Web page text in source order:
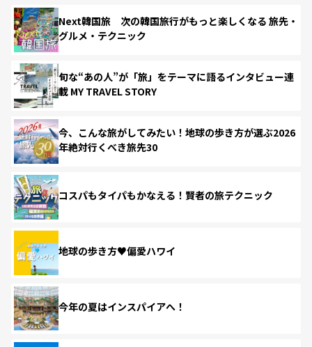
Next韓国旅 次の韓国旅行がもっと楽しくなる 旅先・
グルメ・テクニック
旬な“あの人”が「旅」をテーマに語るインタビュー連
載 MY TRAVEL STORY
今、こんな旅がしてみたい！地球の歩き方が選ぶ2026
年絶対行くべき旅先30
コスパもタイパもかなえる！賢者の旅テクニック
地球の歩き方♥偏愛ハワイ
今年の夏はインスパイアへ！